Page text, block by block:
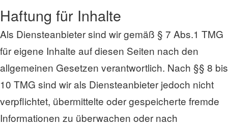
Haftung für Inhalte
Als Diensteanbieter sind wir gemäß § 7 Abs.1 TMG
für eigene Inhalte auf diesen Seiten nach den
allgemeinen Gesetzen verantwortlich. Nach §§ 8 bis
10 TMG sind wir als Diensteanbieter jedoch nicht
verpflichtet, übermittelte oder gespeicherte fremde
Informationen zu überwachen oder nach